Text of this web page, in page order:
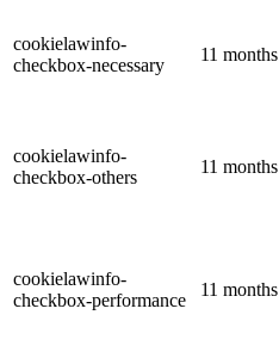
cookielawinfo-
checkbox-necessary
11 months
cookielawinfo-
checkbox-others
11 months
cookielawinfo-
checkbox-performance
11 months